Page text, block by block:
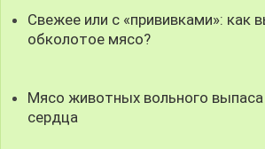
Свежее или с «прививками»: как
обколотое мясо?
Мясо животных вольного
сердца